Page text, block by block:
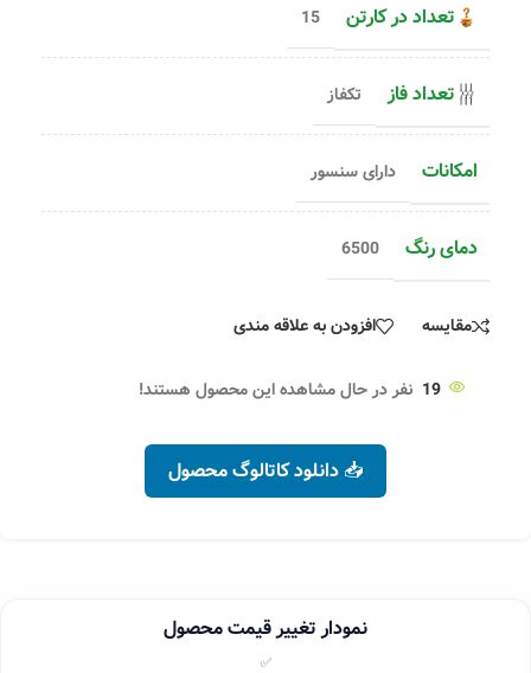
تعداد در کارتن 15
تعداد فاز تکفاز
امکانات دارای سنسور
دمای رنگ 6500
مقایسه افزودن به علاقه مندی
19 نفر در حال مشاهده این محصول هستند!
📥 دانلود کاتالوگ محصول
نمودار تغییر قیمت محصول
✅